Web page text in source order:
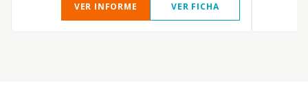
VER INFORME VER FICHA